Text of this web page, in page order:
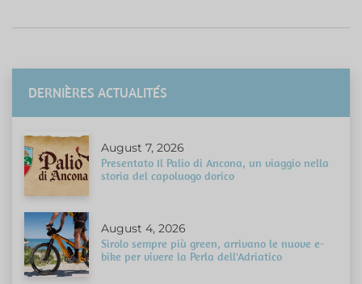
DERNIÈRES ACTUALITÉS
August 7, 2026
Presentato Il Palio di Ancona, un viaggio nella
storia del capoluogo dorico
August 4, 2026
Sirolo sempre più green, arrivano le nuove e-
bike per vivere la Perla dell'Adriatico